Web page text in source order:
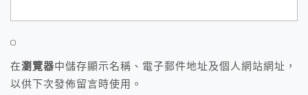
在瀏覽器中儲存顯示名稱、電子郵件地址及個人網站網址，
以供下次發佈留言時使用。